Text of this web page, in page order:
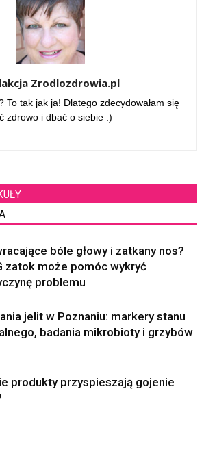
Zrodlozdrowia.pl
To tak jak ja! Dlatego zdecydowałam się
zdrowo i dbać o siebie :)
bóle głowy i zatkany nos?
zatok może pomóc wykryć
problemu
jelit w Poznaniu: markery stanu
badania mikrobioty i grzybów
produkty przyspieszają gojenie